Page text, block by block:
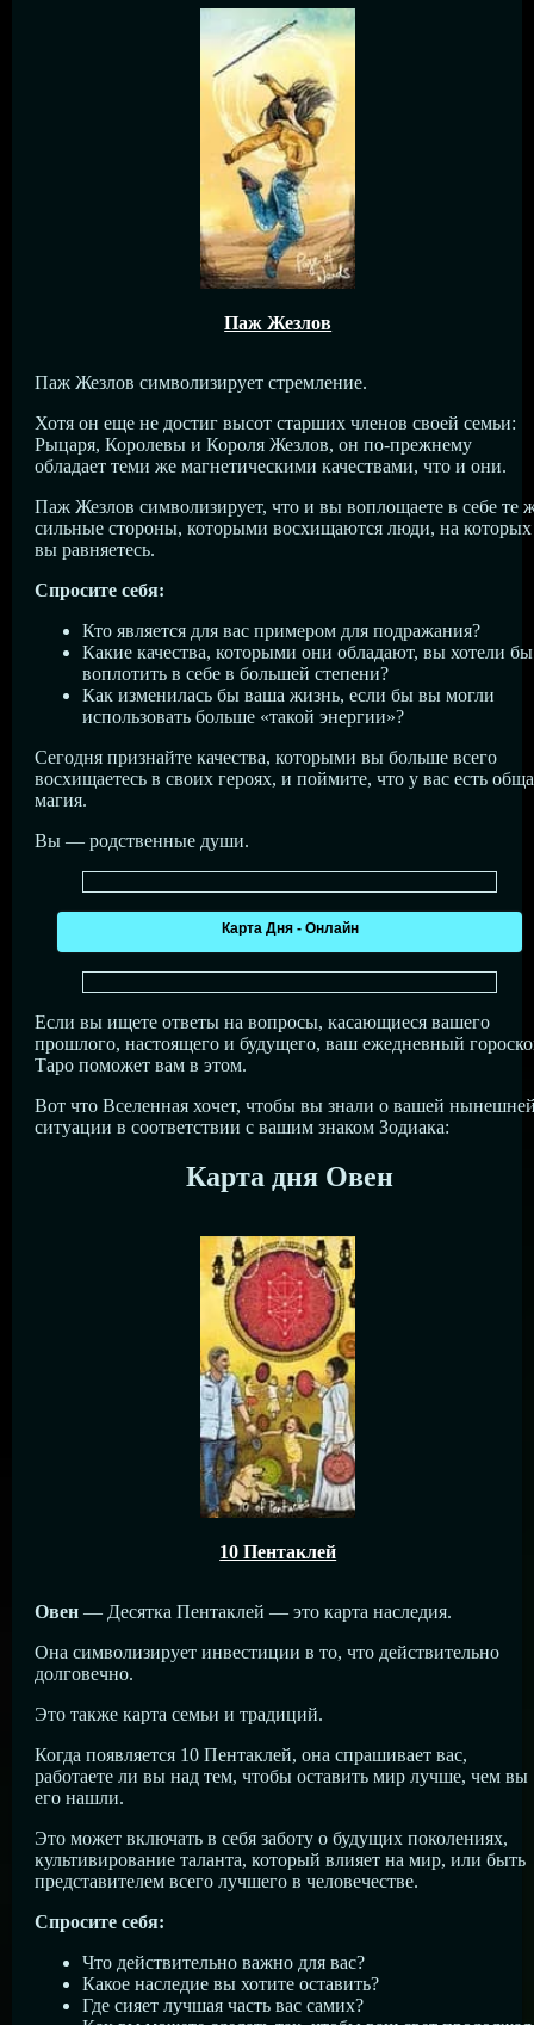
Паж Жезлов
Паж Жезлов символизирует стремление.
Хотя он еще не достиг высот старших членов своей семьи:
Рыцаря, Королевы и Короля Жезлов, он по-прежнему
обладает теми же магнетическими качествами, что и они.
Паж Жезлов символизирует, что и вы воплощаете в себе те
сильные стороны, которыми восхищаются люди, на которых
вы равняетесь.
Спросите себя:
Кто является для вас примером для подражания?
Какие качества, которыми они обладают, вы хотели бы
воплотить в себе в большей степени?
Как изменилась бы ваша жизнь, если бы вы могли
использовать больше «такой энергии»?
Сегодня признайте качества, которыми вы больше всего
восхищаетесь в своих героях, и поймите, что у вас есть
магия.
Вы — родственные души.
Карта Дня - Онлайн
Если вы ищете ответы на вопросы, касающиеся вашего
прошлого, настоящего и будущего, ваш ежедневный
Таро поможет вам в этом.
Вот что Вселенная хочет, чтобы вы знали о вашей
ситуации в соответствии с вашим знаком Зодиака:
Карта дня Овен
10 Пентаклей
Овен — Десятка Пентаклей — это карта наследия.
Она символизирует инвестиции в то, что действительно
долговечно.
Это также карта семьи и традиций.
Когда появляется 10 Пентаклей, она спрашивает вас,
работаете ли вы над тем, чтобы оставить мир лучше, чем вы
его нашли.
Это может включать в себя заботу о будущих поколениях,
культивирование таланта, который влияет на мир, или быть
представителем всего лучшего в человечестве.
Спросите себя:
Что действительно важно для вас?
Какое наследие вы хотите оставить?
Где сияет лучшая часть вас самих?